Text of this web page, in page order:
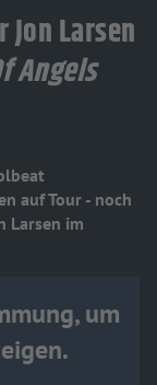
Larsen
Angels
auf Tour - noch
Larsen im
um